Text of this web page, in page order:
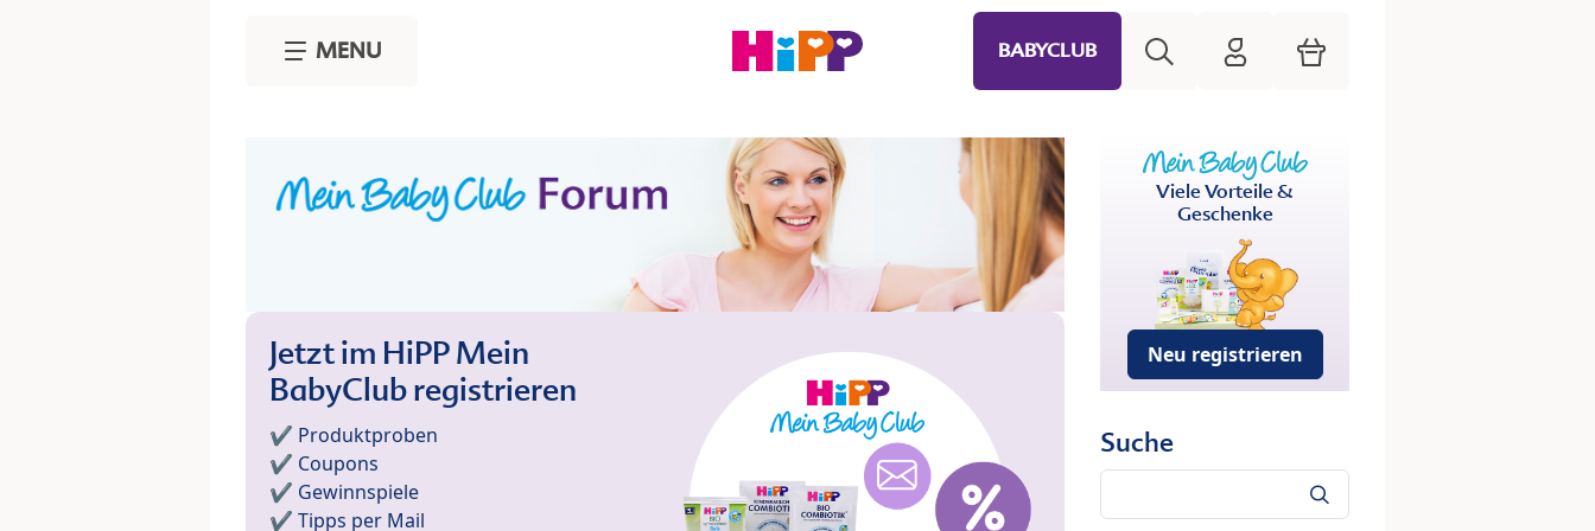
MENU BABYCLUB HiPP Mein Babyclub
Warenkorb
Jetzt im HiPP Mein
BabyClub registrieren
✔️ Produktproben
✔️ Coupons
✔️ Gewinnspiele
✔️ Tipps per Mail
Viele Vorteile &
Geschenke
Neu registrieren
Suche